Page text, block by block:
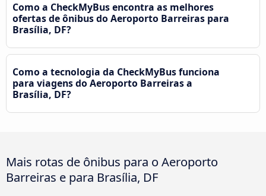
Como a CheckMyBus encontra as melhores
ofertas de ônibus do Aeroporto Barreiras para
Brasília, DF?
Como a tecnologia da CheckMyBus funciona
para viagens do Aeroporto Barreiras a
Brasília, DF?
Mais rotas de ônibus para o Aeroporto
Barreiras e para Brasília, DF